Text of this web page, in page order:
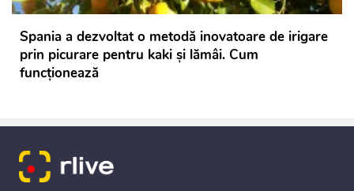
Spania a dezvoltat o metodă inovatoare de irigare
prin picurare pentru kaki și lămâi. Cum
funcționează